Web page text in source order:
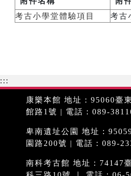
考古小學堂體驗項目
考古
:::
康樂本館 地址：95060臺
館路1號 | 電話：089-
卑南遺址公園 地址：
園路200號 | 電話：089-
南科考古館 地址：74147